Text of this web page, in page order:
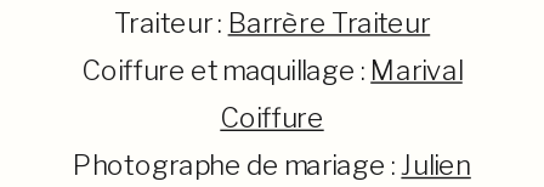
Traiteur : Barrère Traiteur
Coiffure et maquillage : Marival
Coiffure
Photographe de mariage :Julien